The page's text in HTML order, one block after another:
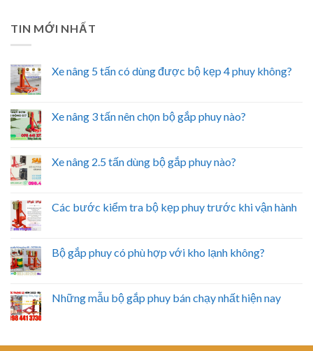
TIN MỚI NHẤT
Xe nâng 5 tấn có dùng được bộ kẹp 4 phuy không?
Xe nâng 3 tấn nên chọn bộ gắp phuy nào?
Xe nâng 2.5 tấn dùng bộ gắp phuy nào?
Các bước kiểm tra bộ kẹp phuy trước khi vận hành
Bộ gắp phuy có phù hợp với kho lạnh không?
Những mẫu bộ gắp phuy bán chạy nhất hiện nay